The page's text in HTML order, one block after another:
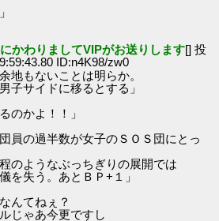
かわりましてVIPがお送りします[] 投
ID:n4K98/zw0
地もないことは明らか。
子サイドに移るとする」
のかよ！！」
員の過半数が女子のＳＯＳ団にとっ
のようなぶっちぎりの展開では
を失う。あとＢＰ+１」
んてねぇ？
じゃあ今更ですし